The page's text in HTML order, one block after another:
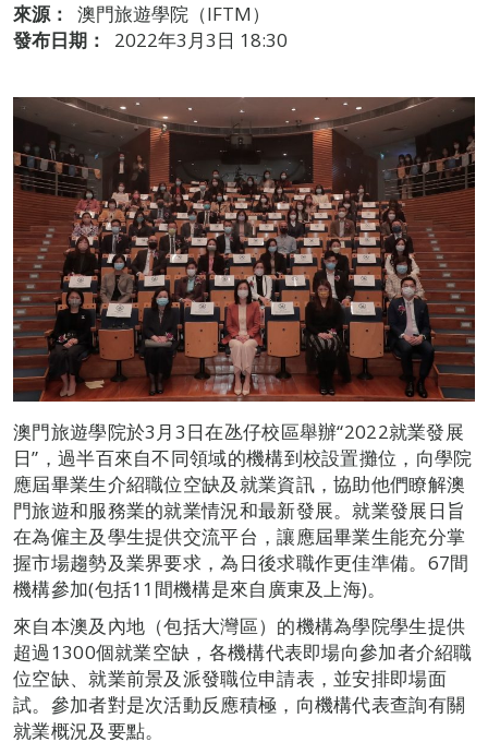
來源：
澳門旅遊學院（IFTM）
發布日期：
2022年3月3日 18:30
澳門旅遊學院於3月3日在氹仔校區舉辦“2022就業發展
日”，過半百來自不同領域的機構到校設置攤位，向學院
應屆畢業生介紹職位空缺及就業資訊，協助他們瞭解澳
門旅遊和服務業的就業情況和最新發展。就業發展日旨
在為僱主及學生提供交流平台，讓應屆畢業生能充分掌
握市場趨勢及業界要求，為日後求職作更佳準備。67間
機構參加(包括11間機構是來自廣東及上海)。
來自本澳及內地（包括大灣區）的機構為學院學生提供
超過1300個就業空缺，各機構代表即場向參加者介紹職
位空缺、就業前景及派發職位申請表，並安排即場面
試。參加者對是次活動反應積極，向機構代表查詢有關
就業概況及要點。